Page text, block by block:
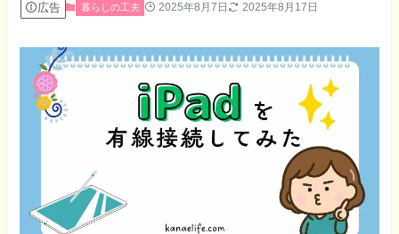
広告 暮らしの工夫 2025年8月7日 2025年8月17日